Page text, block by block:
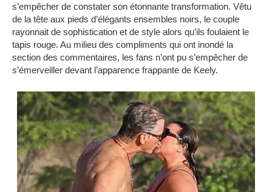
s’empêcher de constater son étonnante transformation. Vêtu
de la tête aux pieds d’élégants ensembles noirs, le couple
rayonnait de sophistication et de style alors qu’ils foulaient le
tapis rouge. Au milieu des compliments qui ont inondé la
section des commentaires, les fans n’ont pu s’empêcher de
s’émerveiller devant l’apparence frappante de Keely.